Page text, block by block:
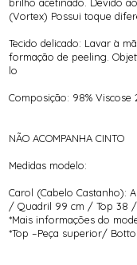
brilho acetinado. Devido
(Vortex) Possui toque
Tecido delicado: Lavar à
formação de peeling.
lo
Composição: 98% Viscose
NÃO ACOMPANHA CINTO
Medidas modelo:
Carol (Cabelo Castanho):
/ Quadril 99 cm / Top 38
*Mais informações do
*Top –Peça superior/